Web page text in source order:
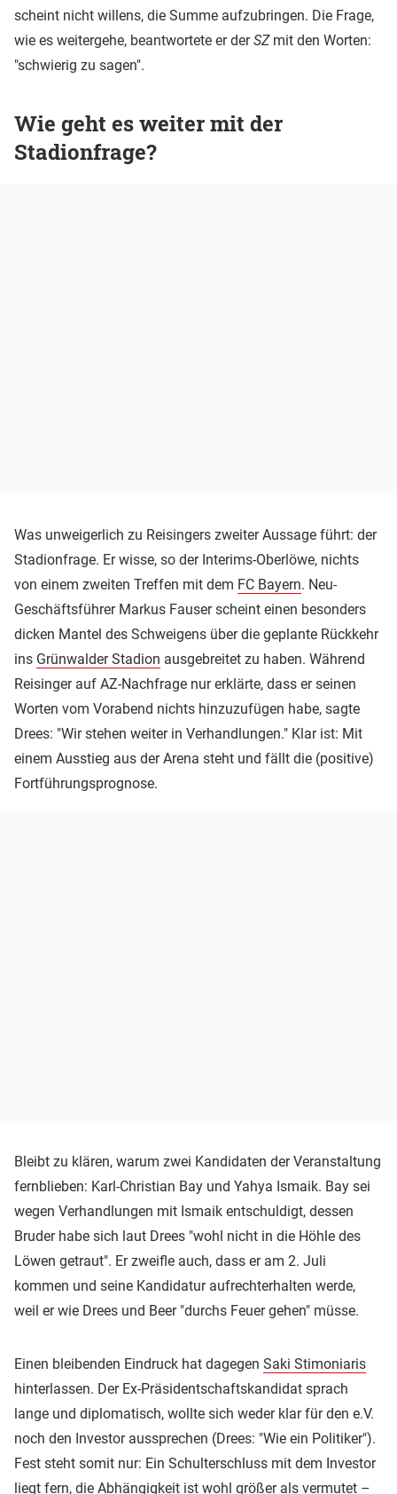
scheint nicht willens, die Summe aufzubringen. Die Frage,
wie es weitergehe, beantwortete er derSZmit den Worten:
"schwierig zu sagen".
Wie geht es weiter mit der
Stadionfrage?
Was unweigerlich zu Reisingers zweiter Aussage führt: der
Stadionfrage. Er wisse, so der Interims-Oberlöwe, nichts
von einem zweiten Treffen mit dem FC Bayern. Neu-
Geschäftsführer Markus Fauser scheint einen besonders
dicken Mantel des Schweigens über die geplante Rückkehr
ins Grünwalder Stadion ausgebreitet zu haben. Während
Reisinger auf AZ-Nachfrage nur erklärte, dass er seinen
Worten vom Vorabend nichts hinzuzufügen habe, sagte
Drees: "Wir stehen weiter in Verhandlungen." Klar ist: Mit
einem Ausstieg aus der Arena steht und fällt die (positive)
Fortführungsprognose.
Bleibt zu klären, warum zwei Kandidaten der Veranstaltung
fernblieben: Karl-Christian Bay und Yahya Ismaik. Bay sei
wegen Verhandlungen mit Ismaik entschuldigt, dessen
Bruder habe sich laut Drees "wohl nicht in die Höhle des
Löwen getraut". Er zweifle auch, dass er am 2. Juli
kommen und seine Kandidatur aufrechterhalten werde,
weil er wie Drees und Beer "durchs Feuer gehen" müsse.
Einen bleibenden Eindruck hat dagegen Saki Stimoniaris
hinterlassen. Der Ex-Präsidentschaftskandidat sprach
lange und diplomatisch, wollte sich weder klar für den e.V.
noch den Investor aussprechen (Drees: "Wie ein Politiker").
Fest steht somit nur: Ein Schulterschluss mit dem Investor
liegt fern, die Abhängigkeit ist wohl größer als vermutet –